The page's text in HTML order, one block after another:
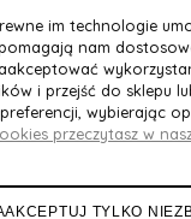
MOJE KONTO
O NAS
im technologie
nam
i przejść do sklepu
wybierając
przeczytasz w
TYLKO